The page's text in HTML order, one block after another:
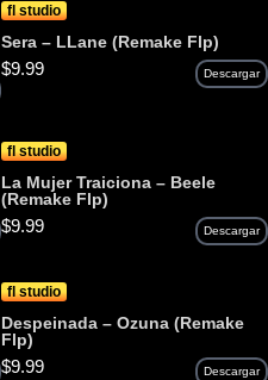
fl studio
Sera – LLane (Remake Flp)
$9.99 Descargar
fl studio
La Mujer Traiciona – Beele
(Remake Flp)
$9.99 Descargar
fl studio
Despeinada – Ozuna (Remake
Flp)
$9.99 Descargar